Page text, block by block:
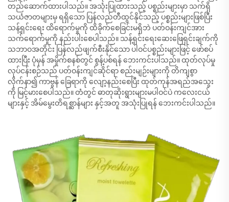
တည်ဆောက်ထားပါသည်။ အသုံးပြုထားသည့် ပစ္စည်းများမှာ သက်ရှိ
သယံဇာတများမှ ရရှိသော ပြန်လည်တီထွင်နိုင်သည့် ပစ္စည်းများဖြစ်ပြီး
သန့်ရှင်းရေး ထိရောက်မှုကို ထိခိုက်စေခြင်းမရှိဘဲ ပတ်ဝန်းကျင်အား
သက်ရောက်မှုကို နည်းပါးစေပါသည်။ သန့်ရှင်းရေးဆေးဖြေရှင်းချက်ကို
သဘာဝအတိုင်း ပြန်လည်ဖျက်စီးနိုင်သော ပါဝင်ပစ္စည်းများဖြင့် ဖော်စပ်
ထားပြီး ပုံမှန် အမှိုက်စနစ်တွင် စွန့်ပစ်ရန် ဘေးကင်းပါသည်။ ထုတ်လုပ်မှု
လုပ်ငန်းစဉ်သည် ပတ်ဝန်းကျင်ဆိုင်ရာ စည်းမျဉ်းများကို တိကျစွာ
လိုက်နာ၍ ကာဗွန် ခြေရာကို လျော့နည်းစေပြီး ထုတ်ကုန်အရည်အသွေး
ကို မြင့်မားစေပါသည်။ တံတွင် ဓာတုဆိုးရွားများမပါဝင်ပဲ ကလေးငယ်
များနှင့် အိမ်မွေးတိရစ္ဆာန်များ နှင့်အတူ အသုံးပြုရန် ဘေးကင်းပါသည်။